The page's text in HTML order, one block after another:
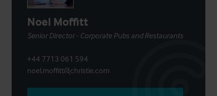
Noel Moffitt
Senior Director - Corporate Pubs and Restaurants
+44 7713 061 594
noel.moffitt@christie.com